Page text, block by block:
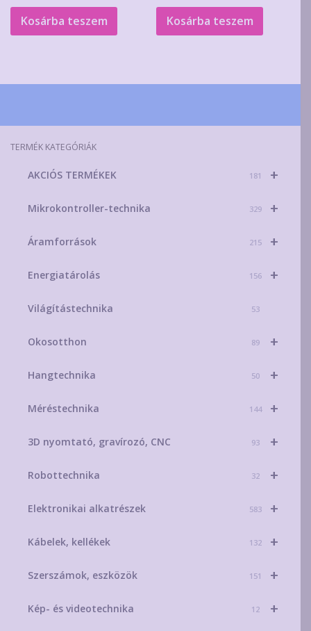
Kosárba teszem Kosárba teszem
TERMÉK KATEGÓRIÁK
+
AKCIÓS TERMÉKEK 181
+
Mikrokontroller-technika 329
+
Áramforrások 215
+
Energiatárolás 156
Világítástechnika 53
+
Okosotthon 89
+
Hangtechnika 50
+
Méréstechnika 144
+
3D nyomtató, gravírozó, CNC 93
+
Robottechnika 32
+
Elektronikai alkatrészek 583
+
Kábelek, kellékek 132
+
Szerszámok, eszközök 151
+
Kép- és videotechnika 12